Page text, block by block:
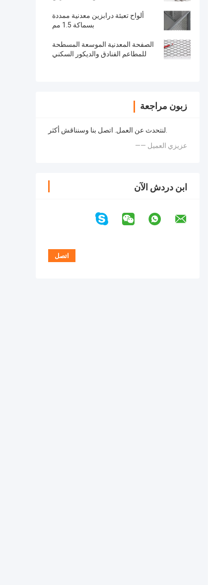
ألواح تعبئة درابزين معدنية ممددة
بسماكة 1.5 مم
الصفحة المعدنية الموسعة المسطحة
للمطاعم الفنادق والديكور السكني
زبون مراجعة
لنتحدث عن العمل. اتصل بنا وسنناقش أكثر.
—— عزيزي العميل
ابن دردش الآن